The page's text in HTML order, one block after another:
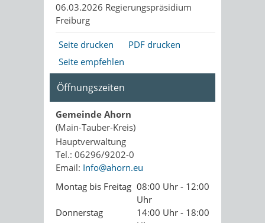
06.03.2026 Regierungspräsidium
Freiburg
Seite drucken
PDF drucken
Seite empfehlen
Öffnungszeiten
Gemeinde Ahorn
(Main-Tauber-Kreis)
Hauptverwaltung
Tel.: 06296/9202-0
Email: Info@ahorn.eu
Montag bis Freitag 08:00 Uhr - 12:00
Uhr
Donnerstag
14:00 Uhr - 18:00